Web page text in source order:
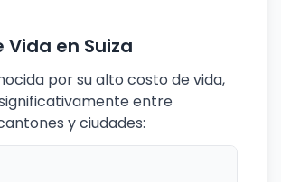
Vida en Suiza
por su alto costo de vida,
entre
y ciudades: